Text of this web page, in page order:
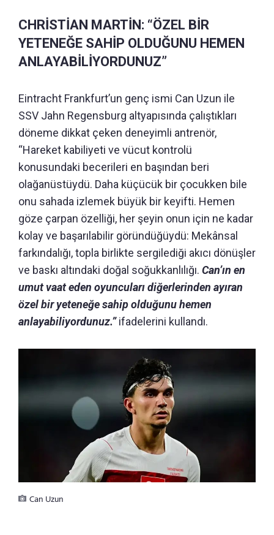
CHRİSTİAN MARTİN: “ÖZEL BİR
YETENEĞE SAHİP OLDUĞUNU HEMEN
ANLAYABİLİYORDUNUZ”
Eintracht Frankfurt’un genç ismi Can Uzun ile
SSV Jahn Regensburg altyapısında çalıştıkları
döneme dikkat çeken deneyimli antrenör,
“Hareket kabiliyeti ve vücut kontrolü
konusundaki becerileri en başından beri
olağanüstüydü. Daha küçücük bir çocukken bile
onu sahada izlemek büyük bir keyifti. Hemen
göze çarpan özelliği, her şeyin onun için ne kadar
kolay ve başarılabilir göründüğüydü: Mekânsal
farkındalığı, topla birlikte sergilediği akıcı dönüşler
ve baskı altındaki doğal soğukkanlılığı. Can’ın en
umut vaat eden oyuncuları diğerlerinden ayıran
özel bir yeteneğe sahip olduğunu hemen
anlayabiliyordunuz.”ifadelerini kullandı.
Can Uzun